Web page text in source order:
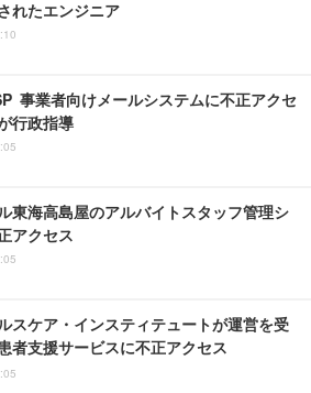
れたエンジニア
事業者向けメールシステムに不正アクセ
行政指導
東海高島屋のアルバイトスタッフ管理シ
アクセス
スケア・インスティテュートが運営を受
者支援サービスに不正アクセス